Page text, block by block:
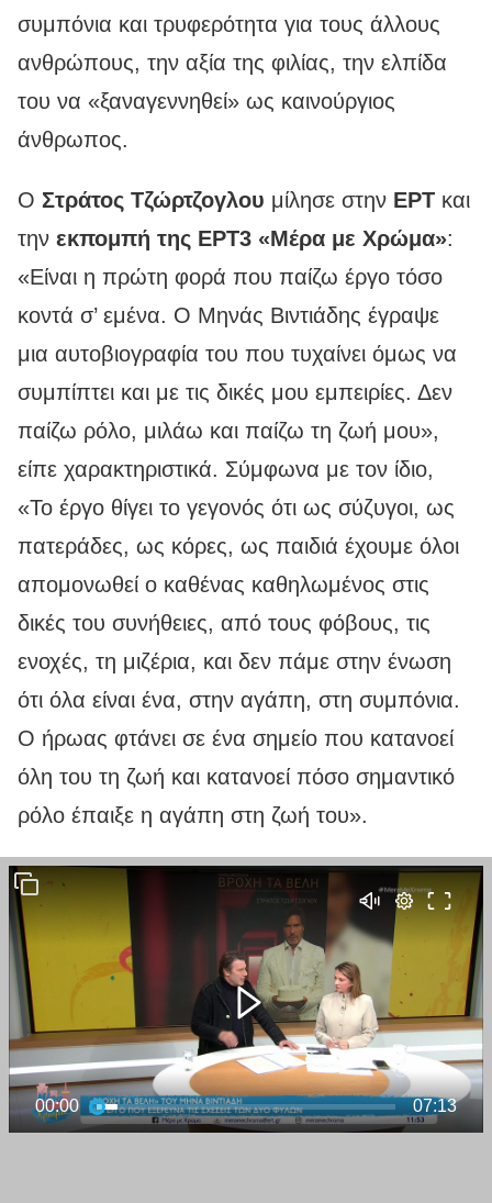
συμπόνια και τρυφερότητα για τους άλλους
ανθρώπους, την αξία της φιλίας, την ελπίδα
του να «ξαναγεννηθεί» ως καινούργιος
άνθρωπος.
Ο Στράτος Τζώρτζογλου μίλησε στην ΕΡΤ και
την εκπομπή της ΕΡΤ3 «Μέρα με Χρώμα»:
«Είναι η πρώτη φορά που παίζω έργο τόσο
κοντά σ’ εμένα. Ο Μηνάς Βιντιάδης έγραψε
μια αυτοβιογραφία του που τυχαίνει όμως να
συμπίπτει και με τις δικές μου εμπειρίες. Δεν
παίζω ρόλο, μιλάω και παίζω τη ζωή μου»,
είπε χαρακτηριστικά. Σύμφωνα με τον ίδιο,
«Το έργο θίγει το γεγονός ότι ως σύζυγοι, ως
πατεράδες, ως κόρες, ως παιδιά έχουμε όλοι
απομονωθεί ο καθένας καθηλωμένος στις
δικές του συνήθειες, από τους φόβους, τις
ενοχές, τη μιζέρια, και δεν πάμε στην ένωση
ότι όλα είναι ένα, στην αγάπη, στη συμπόνια.
Ο ήρωας φτάνει σε ένα σημείο που κατανοεί
όλη του τη ζωή και κατανοεί πόσο σημαντικό
ρόλο έπαιξε η αγάπη στη ζωή του».